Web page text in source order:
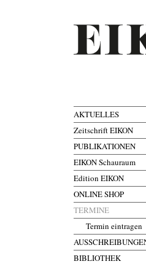
AKTUELLES
Zeitschrift EIKON
PUBLIKATIONEN
EIKON Schauraum
Edition EIKON
ONLINE SHOP
TERMINE
Termin eintragen
BIBLIOTHEK